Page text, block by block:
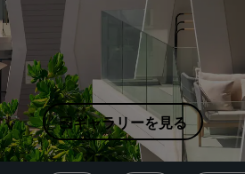
ギャラリーを見る